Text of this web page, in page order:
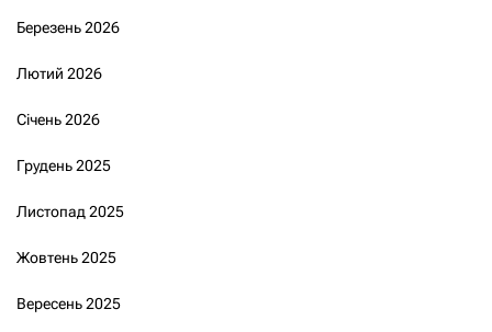
Березень 2026
Лютий 2026
Січень 2026
Грудень 2025
Листопад 2025
Жовтень 2025
Вересень 2025